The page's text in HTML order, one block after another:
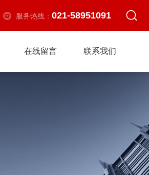
服务热线： 021-58951091
在线留言 联系我们